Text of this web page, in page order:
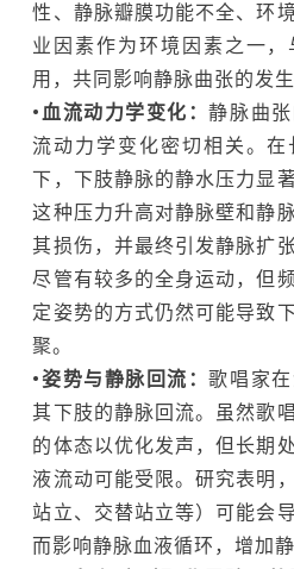
性、静脉瓣膜功能不全、环
业因素作为环境因素之一
用，共同影响静脉曲张的发生
•血流动力学变化：静脉曲
流动力学变化密切相关。
下，下肢静脉的静水压力显
这种压力升高对静脉壁和静
其损伤，并最终引发静脉扩
尽管有较多的全身运动，但
定姿势的方式仍然可能导致
聚。
•姿势与静脉回流：歌唱家
其下肢的静脉回流。虽然歌
的体态以优化发声，但长期
液流动可能受限。研究表明
站立、交替站立等）可能会
而影响静脉血液循环，增加